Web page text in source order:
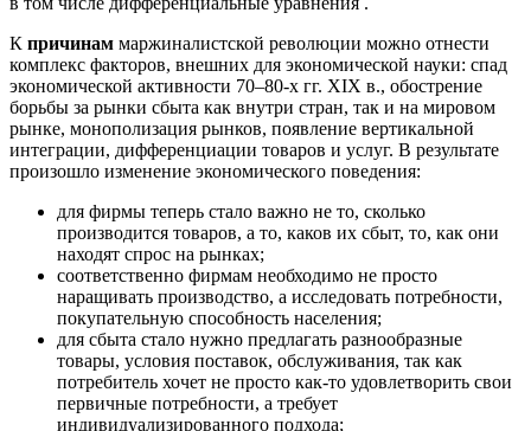
К причинам маржиналистской революции можно отнести
комплекс факторов, внешних для экономической науки: спад
экономической активности 70–80-х гг. XIX в., обострение
борьбы за рынки сбыта как внутри стран, так и на мировом
рынке, монополизация рынков, появление вертикальной
интеграции, дифференциации товаров и услуг. В результате
произошло изменение экономического поведения:
для фирмы теперь стало важно не то, сколько
производится товаров, а то, каков их сбыт, то, как они
находят спрос на рынках;
соответственно фирмам необходимо не просто
наращивать производство, а исследовать потребности,
покупательную способность населения;
для сбыта стало нужно предлагать разнообразные
товары, условия поставок, обслуживания, так как
потребитель хочет не просто как-то удовлетворить свои
первичные потребности, а требует
индивидуализированного подхода;